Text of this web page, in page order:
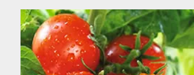
fibroblastes, des cellules particulières du derme.
d’élastine diminue rapidement. A 50 ans, elle est
responsable de la dégradation du collagène,
et sa capacité à résister. Elle s’affine et